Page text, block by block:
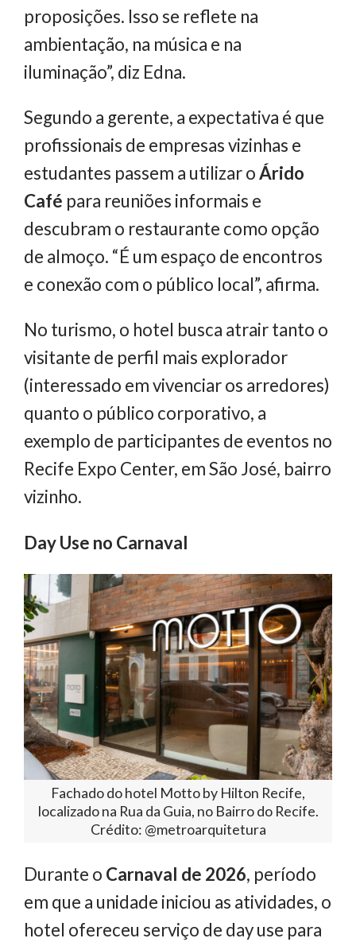
proposições. Isso se reflete na
ambientação, na música e na
iluminação”, diz Edna.
Segundo a gerente, a expectativa é que
profissionais de empresas vizinhas e
estudantes passem a utilizar oÁrido
Café para reuniões informais e
descubram o restaurante como opção
de almoço. “É um espaço de encontros
e conexão com o público local”, afirma.
No turismo, o hotel busca atrair tanto o
visitante de perfil mais explorador
(interessado em vivenciar os arredores)
quanto o público corporativo, a
exemplo de participantes de eventos no
Recife Expo Center, em São José, bairro
vizinho.
Day Use no Carnaval
Fachado do hotel Motto by Hilton Recife,
localizado na Rua da Guia, no Bairro do Recife.
Crédito: @metroarquitetura
Durante o Carnaval de 2026, período
em que a unidade iniciou as atividades, o
hotel ofereceu serviço de day use para